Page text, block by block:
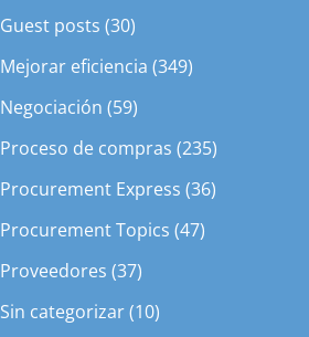
Guest posts (30)
Mejorar eficiencia (349)
Negociación (59)
Proceso de compras (235)
Procurement Express (36)
Procurement Topics (47)
Proveedores (37)
Sin categorizar (10)